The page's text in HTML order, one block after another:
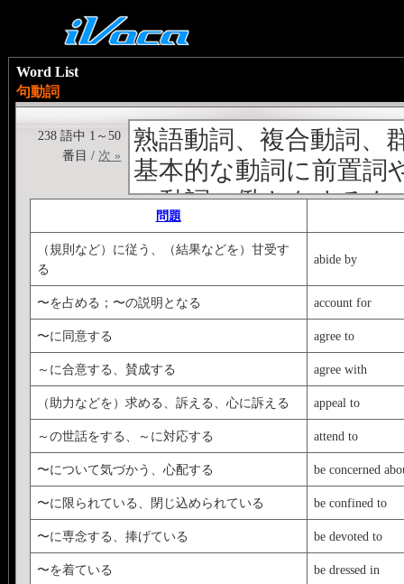
Word List
句動詞
熟語動詞、複合動詞、
基本的な動詞に前置詞
の動詞の働きをするも
＜<b>他動詞＋副詞</
文のリズムによって、
代名詞はこの形が原則
他動詞の働き</b>をす
くる。
※ call on（訪ねる）は
ない。＜<b>他動詞＋
役割をするもの：
beg pardon, give way,
名詞＋前置詞</b>＞
take advantage of, catch
238 語中 1～50
番目 / 次 »
問題
（規則など）に従う、（結果などを）甘受す
る
abide by
〜を占める；〜の説明となる account for
〜に同意する agree to
～に合意する、賛成する agree with
（助力などを）求める、訴える、心に訴える appeal to
～の世話をする、～に対応する attend to
〜について気づかう、心配する be concerned
〜に限られている、閉じ込められている be confined to
〜に専念する、捧げている be devoted to
〜を着ている be dressed in